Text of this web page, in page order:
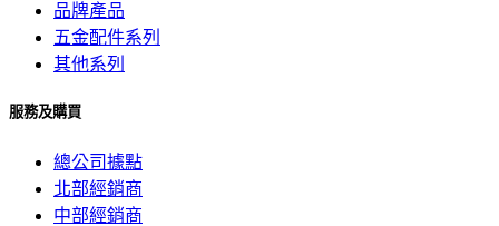
品牌產品
五金配件系列
其他系列
服務及購買
總公司據點
北部經銷商
中部經銷商